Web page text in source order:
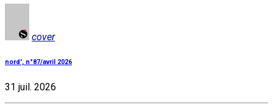
cover
nord', n°87/avril 2026
31 juil. 2026